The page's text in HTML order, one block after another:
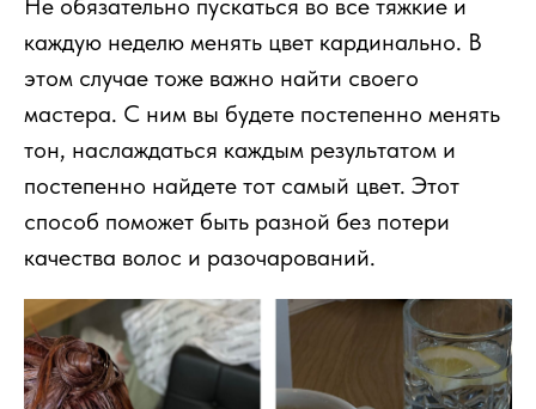
Не обязательно пускаться во все тяжкие и
каждую неделю менять цвет кардинально. В
этом случае тоже важно найти своего
мастера. С ним вы будете постепенно менять
тон, наслаждаться каждым результатом и
постепенно найдете тот самый цвет. Этот
способ поможет быть разной без потери
качества волос и разочарований.